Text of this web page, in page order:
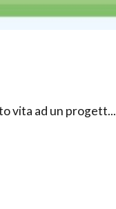
vita ad un progett...